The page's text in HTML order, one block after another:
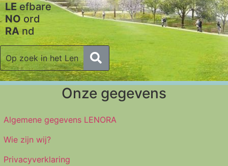
LEefbare
NOord
RAnd
Onze gegevens
Algemene gegevens LENORA
Wie zijn wij?
Privacyverklaring